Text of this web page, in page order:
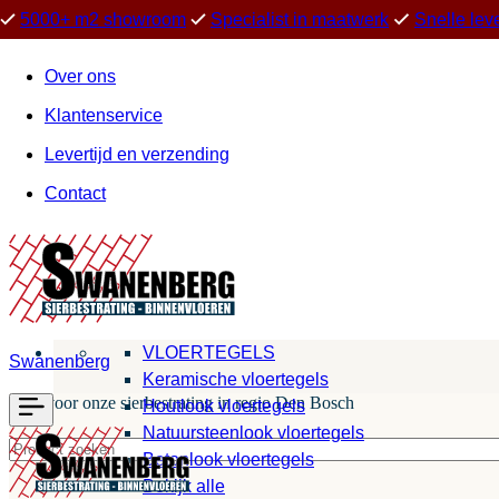
5000+ m2 showroom Specialist in maatwerk Snelle
Over ons
Klantenservice
Levertijd en verzending
Contact
Swanenberg
Kies voor onze sierbestrating in regio Den Bosch
VLOERTEGELS
Keramische vloertegels
Houtlook vloertegels
Natuursteenlook vloertegels
Betonlook vloertegels
Bekijk alle